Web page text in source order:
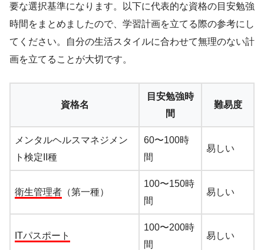
要な選択基準になります。以下に代表的な資格の目安勉強
時間をまとめましたので、学習計画を立てる際の参考にし
てください。自分の生活スタイルに合わせて無理のない計
画を立てることが大切です。
資格名
目安勉強時
間
難易度
メンタルヘルスマネジメン
ト検定II種
60〜100時
間
易しい
衛生管理者 （第一種）
100〜150時
間
易しい
ITパスポート
100〜200時
間
易しい